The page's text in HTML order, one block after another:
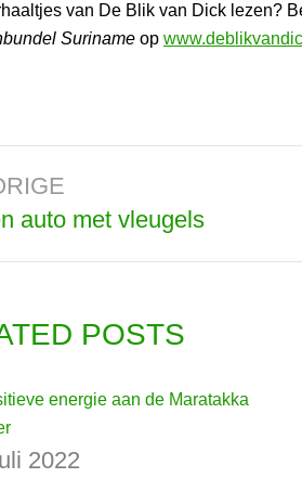
van De Blik van Dick lezen?
Suriname op
auto met vleugels
POSTS
energie aan de Maratakka
2022